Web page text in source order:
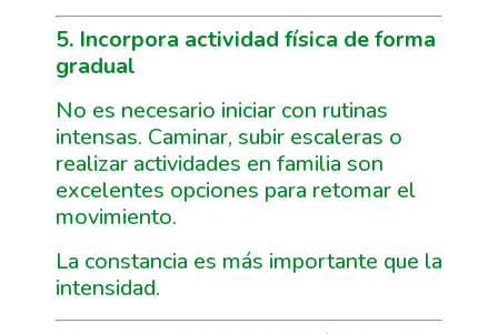
5. Incorpora actividad física de forma
gradual
No es necesario iniciar con rutinas
intensas. Caminar, subir escaleras o
realizar actividades en familia son
excelentes opciones para retomar el
movimiento.
La constancia es más importante que la
intensidad.